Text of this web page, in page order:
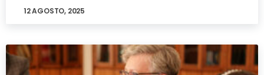
12 AGOSTO, 2025